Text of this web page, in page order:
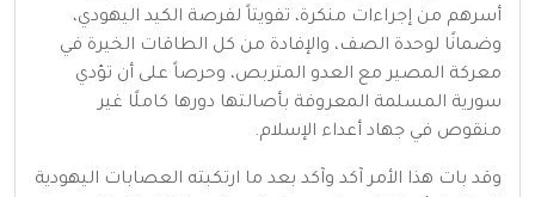
أسرهم من إجراءات منكرة، تفويتاً لفرصة الكيد اليهودي،
وضمانًا لوحدة الصف، والإفادة من كل الطاقات الخيرة في
معركة المصير مع العدو المتربص، وحرصاً على أن تؤدي
سورية المسلمة المعروفة بأصالتها دورها كاملًا غير
منقوص في جهاد أعداء الإسلام.
وقد بات هذا الأمر آكد وآكد بعد ما ارتكبته العصابات اليهودية